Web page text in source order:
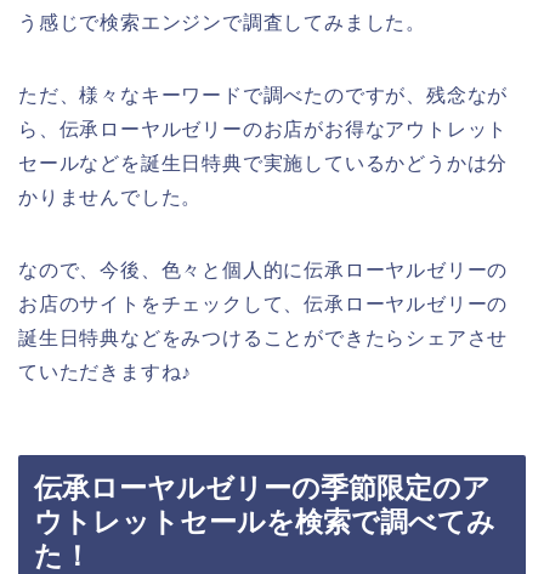
う感じで検索エンジンで調査してみました。
ただ、様々なキーワードで調べたのですが、残念なが
ら、伝承ローヤルゼリーのお店がお得なアウトレット
セールなどを誕生日特典で実施しているかどうかは分
かりませんでした。
なので、今後、色々と個人的に伝承ローヤルゼリーの
お店のサイトをチェックして、伝承ローヤルゼリーの
誕生日特典などをみつけることができたらシェアさせ
ていただきますね♪
伝承ローヤルゼリーの季節限定のア
ウトレットセールを検索で調べてみ
た！